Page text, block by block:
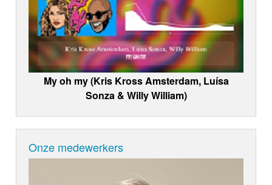
My oh my (Kris Kross Amsterdam, Luísa
Sonza & Willy William)
Onze medewerkers